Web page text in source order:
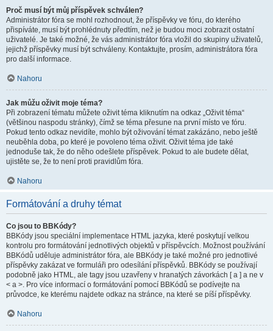
Proč musí být můj příspěvek schválen?
Administrátor fóra se mohl rozhodnout, že příspěvky ve fóru, do kterého
přispíváte, musí být prohlédnuty předtím, než je budou moci zobrazit ostatní
uživatelé. Je také možné, že vás administrátor fóra vložil do skupiny uživatelů,
jejichž příspěvky musí být schváleny. Kontaktujte, prosím, administrátora fóra
pro další informace.
Nahoru
Jak můžu oživit moje téma?
Při zobrazení tématu můžete oživit téma kliknutím na odkaz „Oživit téma“
(většinou naspodu stránky), čímž se téma přesune na první místo ve fóru.
Pokud tento odkaz nevidíte, mohlo být oživování témat zakázáno, nebo ještě
neuběhla doba, po které je povoleno téma oživit. Oživit téma jde také
jednoduše tak, že do něho odešlete příspěvek. Pokud to ale budete dělat,
ujistěte se, že to není proti pravidlům fóra.
Nahoru
Formátování a druhy témat
Co jsou to BBKódy?
BBKódy jsou speciální implementace HTML jazyka, které poskytují velkou
kontrolu pro formátování jednotlivých objektů v příspěvcích. Možnost používání
BBKódů uděluje administrátor fóra, ale BBKódy je také možné pro jednotlivé
příspěvky zakázat ve formuláři pro odesílání příspěvků. BBKódy se používají
podobně jako HTML, ale tagy jsou uzavřeny v hranatých závorkách [ a ] a ne v
< a >. Pro více informací o formátování pomocí BBKódů se podívejte na
průvodce, ke kterému najdete odkaz na stránce, na které se píší příspěvky.
Nahoru